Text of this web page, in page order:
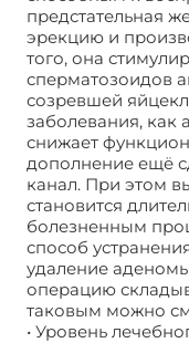
предстательная
эрекцию и
того, она
сперматозоидов
созревшей
заболевания, как
снижает
дополнение ещё
канал. При этом
становится
болезненным
способ
удаление
операцию
таковым можно
• Уровень